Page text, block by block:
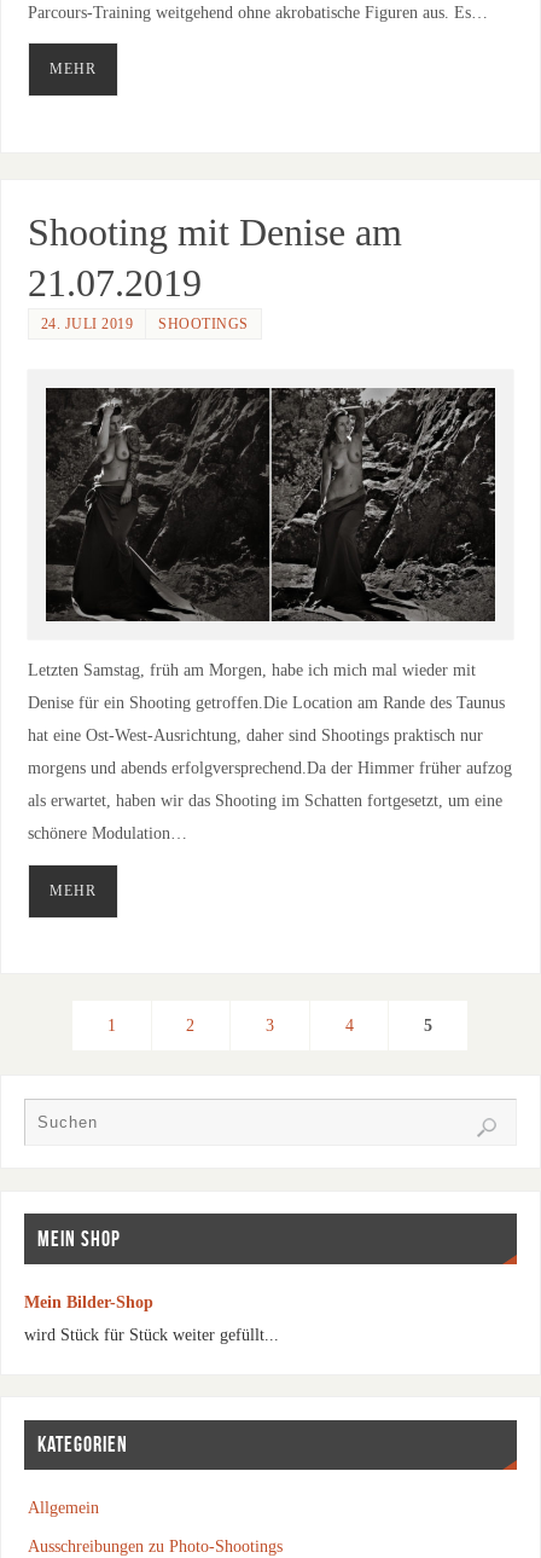
Parcours-Training weitgehend ohne akrobatische Figuren aus. Es…
MEHR
Shooting mit Denise am
21.07.2019
24. JULI 2019 SHOOTINGS
Letzten Samstag, früh am Morgen, habe ich mich mal wieder mit
Denise für ein Shooting getroffen.Die Location am Rande des Taunus
hat eine Ost-West-Ausrichtung, daher sind Shootings praktisch nur
morgens und abends erfolgversprechend.Da der Himmer früher aufzog
als erwartet, haben wir das Shooting im Schatten fortgesetzt, um eine
schönere Modulation…
MEHR
1 2 3 4 5
MEIN SHOP
Mein Bilder-Shop
wird Stück für Stück weiter gefüllt...
KATEGORIEN
Allgemein
Ausschreibungen zu Photo-Shootings